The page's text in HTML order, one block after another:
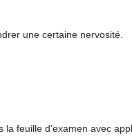
une certaine nervosité.
feuille d’examen avec